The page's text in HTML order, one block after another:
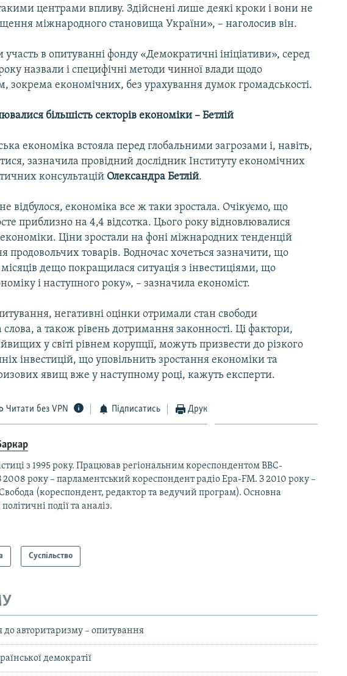
центрами впливу. Здійснені лише деякі кроки і вони не
міжнародного становища України», – наголосив він.
в опитуванні фонду «Демократичні ініціативи», серед
назвали і специфічні методи чинної влади щодо
зокрема економічних, без урахування думок громадськості.
більшість секторів економіки – Бетлій
економіка встояла перед глобальними загрозами і, навіть,
зазначила провідний дослідник Інституту економічних
консультацій Олександра Бетлій.
відбулося, економіка все ж таки зростала. Очікуємо, що
приблизно на 4,4 відсотка. Цього року відновлювалися
економіки. Ціни зростали на фоні міжнародних тенденцій
продовольчих товарів. Водночас хочеться зазначити, що
дещо покращилася ситуація з інвестиціями, що
і наступного року», – зазначила економіст.
негативні оцінки отримали стан свободи
а також рівень дотримання законності. Ці фактори,
у світі рівнем корупції, можуть призвести до різкого
інвестицій, що уповільнить зростання економіки та
явищ вже у наступному році, кажуть експерти.
Читати без VPN Підписатись Друк
з 1995 року. Працював регіональним кореспондентом BBC-
2008 року – парламентський кореспондент радіо Ера-FM. З 2010 року –
(кореспондент, редактор та ведучий програм). Основна
події та аналіз.
Суспільство
до авторитаризму – опитування
демократії